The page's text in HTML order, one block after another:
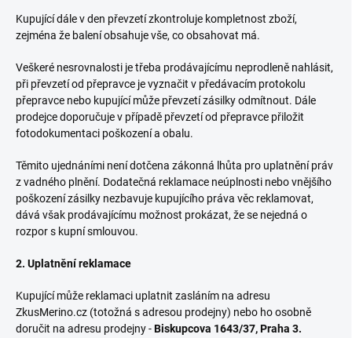
Kupující dále v den převzetí zkontroluje kompletnost zboží,
zejména že balení obsahuje vše, co obsahovat má.
Veškeré nesrovnalosti je třeba prodávajícímu neprodleně nahlásit,
při převzetí od přepravce je vyznačit v předávacím protokolu
přepravce nebo kupující může převzetí zásilky odmítnout. Dále
prodejce doporučuje v případě převzetí od přepravce přiložit
fotodokumentaci poškození a obalu.
Těmito ujednáními není dotčena zákonná lhůta pro uplatnění práv
z vadného plnění. Dodatečná reklamace neúplnosti nebo vnějšího
poškození zásilky nezbavuje kupujícího práva věc reklamovat,
dává však prodávajícímu možnost prokázat, že se nejedná o
rozpor s kupní smlouvou.
2. Uplatnění reklamace
Kupující může reklamaci uplatnit zasláním na adresu
ZkusMerino.cz (totožná s adresou prodejny) nebo ho osobně
doručit na adresu prodejny -Biskupcova 1643/37, Praha 3.